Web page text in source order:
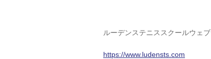
ルーデンステニススクールウェ
https://www.ludensts.com